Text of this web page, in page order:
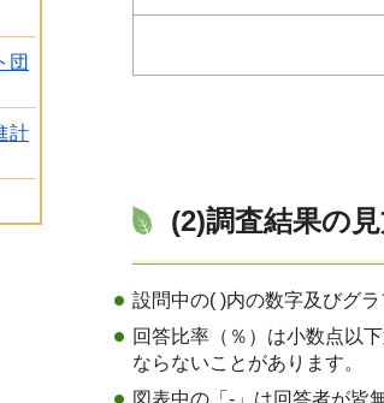
団
計
(2)調査結果の
設問中の( )内の数字及びグ
回答比率（％）は小数点以
ならないことがあります。
図表中の「-」は回答者が皆